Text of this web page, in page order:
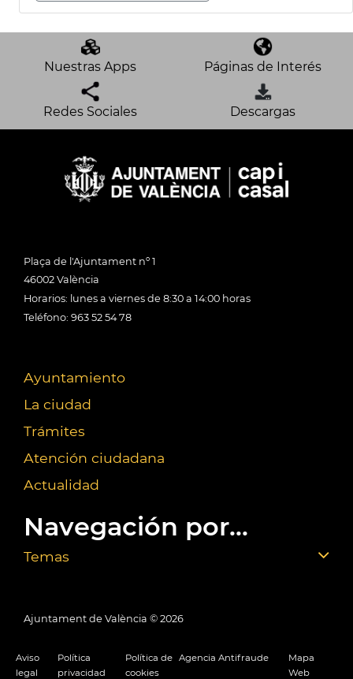
Nuestras Apps Páginas de Interés
Redes Sociales Descargas
Plaça de l'Ajuntament nº 1
46002 València
Horarios: lunes a viernes de 8:30 a 14:00 horas
Teléfono: 963 52 54 78
Ayuntamiento
La ciudad
Trámites
Atención ciudadana
Actualidad
Navegación por...
Temas
Ajuntament de València © 2026
Aviso
legal
Política
privacidad
Política de
cookies
Agencia Antifraude
Mapa
Web